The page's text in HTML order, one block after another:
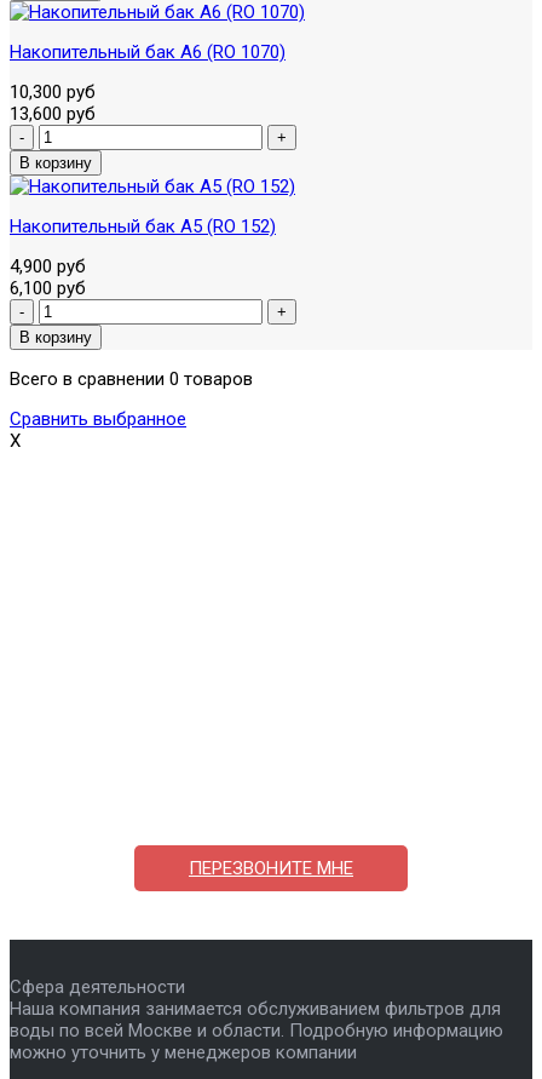
Накопительный бак A6 (RO 1070)
10,300 руб
13,600 руб
Накопительный бак A5 (RO 152)
4,900 руб
6,100 руб
Всего в сравнении 0 товаров
Сравнить выбранное
X
ПЕРЕЗВОНИТЕ МНЕ
Сфера деятельности
Наша компания занимается обслуживанием фильтров для
воды по всей Москве и области. Подробную информацию
можно уточнить у менеджеров компании